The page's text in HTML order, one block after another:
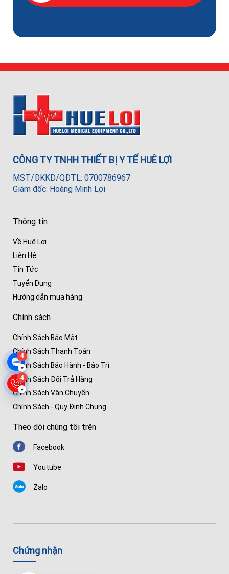
4
▾
4
▾
CÔNG TY TNHH THIẾT BỊ Y TẾ HUÊ LỢI
MST/ĐKKD/QĐTL: 0700786967
Giám đốc: Hoàng Minh Lợi
Thông tin
Về Huê Lợi
Liên Hệ
Tin Tức
Tuyển Dụng
Hướng dẫn mua hàng
Chính sách
Chính Sách Bảo Mật
Chính Sách Thanh Toán
Chính Sách Bảo Hành - Bảo Trì
Chính Sách Đổi Trả Hàng
Chính Sách Vận Chuyển
Chính Sách - Quy Định Chung
Theo dõi chúng tôi trên
Facebook
Youtube
Zalo
Chứng nhận